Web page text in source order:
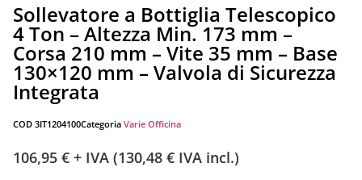
Sollevatore a Bottiglia Telescopico
4 Ton – Altezza Min. 173 mm –
Corsa 210 mm – Vite 35 mm – Base
130×120 mm – Valvola di Sicurezza
Integrata
COD 3IT1204100Categoria Varie Officina
106,95 € + IVA (130,48 € IVA incl.)